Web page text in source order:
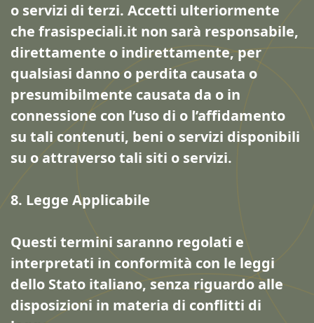
o servizi di terzi. Accetti ulteriormente
che frasispeciali.it non sarà responsabile,
direttamente o indirettamente, per
qualsiasi danno o perdita causata o
presumibilmente causata da o in
connessione con l’uso di o l’affidamento
su tali contenuti, beni o servizi disponibili
su o attraverso tali siti o servizi.
8. Legge Applicabile
Questi termini saranno regolati e
interpretati in conformità con le leggi
dello Stato italiano, senza riguardo alle
disposizioni in materia di conflitti di